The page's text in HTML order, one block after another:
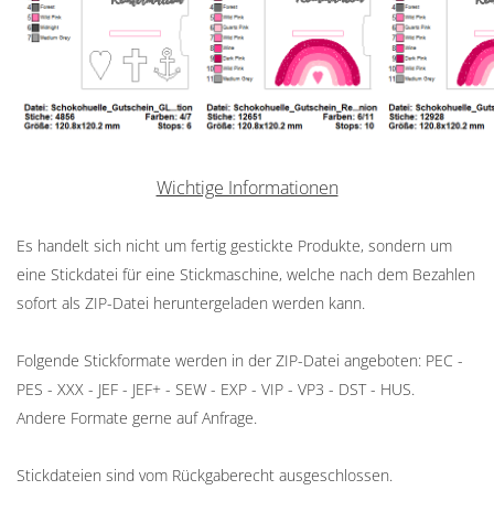
Wichtige Informationen
Es handelt sich nicht um fertig gestickte Produkte, sondern um
eine Stickdatei für eine Stickmaschine, welche nach dem Bezahlen
sofort als ZIP-Datei heruntergeladen werden kann.
Folgende Stickformate werden in der ZIP-Datei angeboten: PEC -
PES - XXX - JEF - JEF+ - SEW - EXP - VIP - VP3 - DST - HUS.
Andere Formate gerne auf Anfrage.
Stickdateien sind vom Rückgaberecht ausgeschlossen.